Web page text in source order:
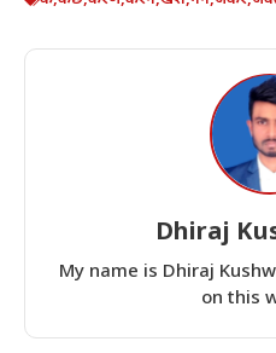
Dhiraj
My name is Dhiraj
on this